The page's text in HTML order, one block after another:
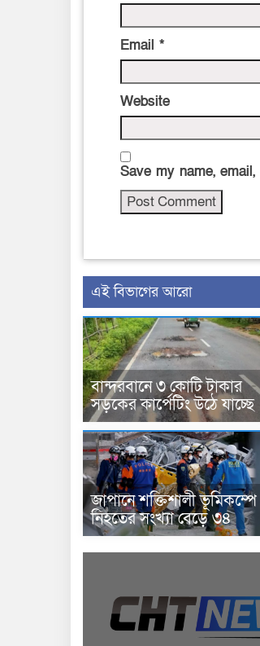
Email *
Website
Save my name,
এই বিভাগের আরো
বান্দরবানে ৩ কোটি টাকার
সড়কের কার্পেটিং উঠে যাচ্ছে
জাপানে শক্তিশালী ভূমিকম্পে
নিহতের সংখ্যা বেড়ে ৩৪